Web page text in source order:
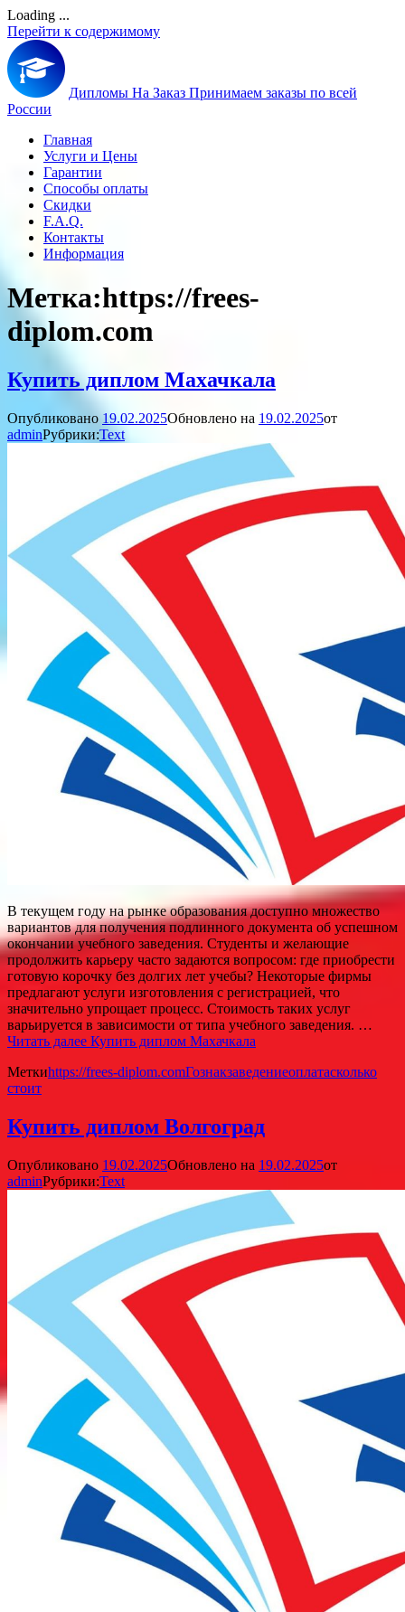
Loading ...
Перейти к содержимому
Дипломы На Заказ Принимаем заказы по всей
России
Главная
Услуги и Цены
Гарантии
Способы оплаты
Скидки
F.A.Q.
Контакты
Информация
Метка:https://frees-
diplom.com
Купить диплом Махачкала
Опубликовано 19.02.2025Обновлено на 19.02.2025от
adminРубрики:Text
В текущем году на рынке образования доступно множество
вариантов для получения подлинного документа об успешном
окончании учебного заведения. Студенты и желающие
продолжить карьеру часто задаются вопросом: где приобрести
готовую корочку без долгих лет учебы? Некоторые фирмы
предлагают услуги изготовления с регистрацией, что
значительно упрощает процесс. Стоимость таких услуг
варьируется в зависимости от типа учебного заведения. …
Читать далее Купить диплом Махачкала
Меткиhttps://frees-diplom.comГознакзаведениеоплатасколько
стоит
Купить диплом Волгоград
Опубликовано 19.02.2025Обновлено на 19.02.2025от
adminРубрики:Text